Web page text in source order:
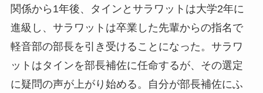
関係から1年後、タインとサラワットは大学2年に
進級し、サラワットは卒業した先輩からの指名で
軽音部の部長を引き受けることになった。サラワ
ットはタインを部長補佐に任命するが、その選定
に疑問の声が上がり始める。自分が部長補佐にふ